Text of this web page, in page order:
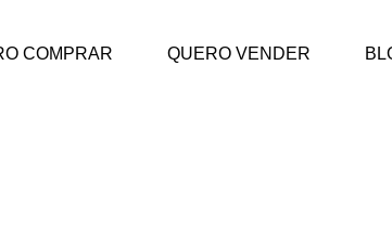
COMPRAR QUERO VENDER